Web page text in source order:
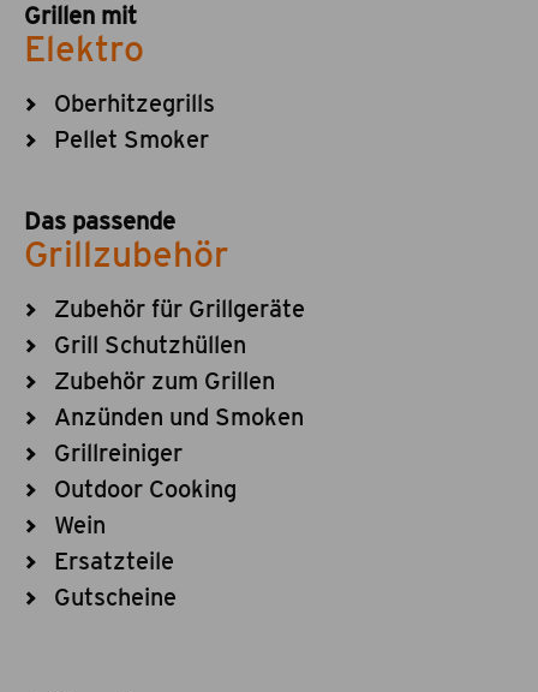
Grillen mit
Elektro
Oberhitzegrills
Pellet Smoker
Das passende
Grillzubehör
Zubehör für Grillgeräte
Grill Schutzhüllen
Zubehör zum Grillen
Anzünden und Smoken
Grillreiniger
Outdoor Cooking
Wein
Ersatzteile
Gutscheine